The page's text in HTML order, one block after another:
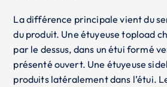
La différence principale vient du
du produit. Une étuyeuse topload
par le dessus, dans un étui formé
présenté ouvert. Une étuyeuse
produits latéralement dans l’étui.